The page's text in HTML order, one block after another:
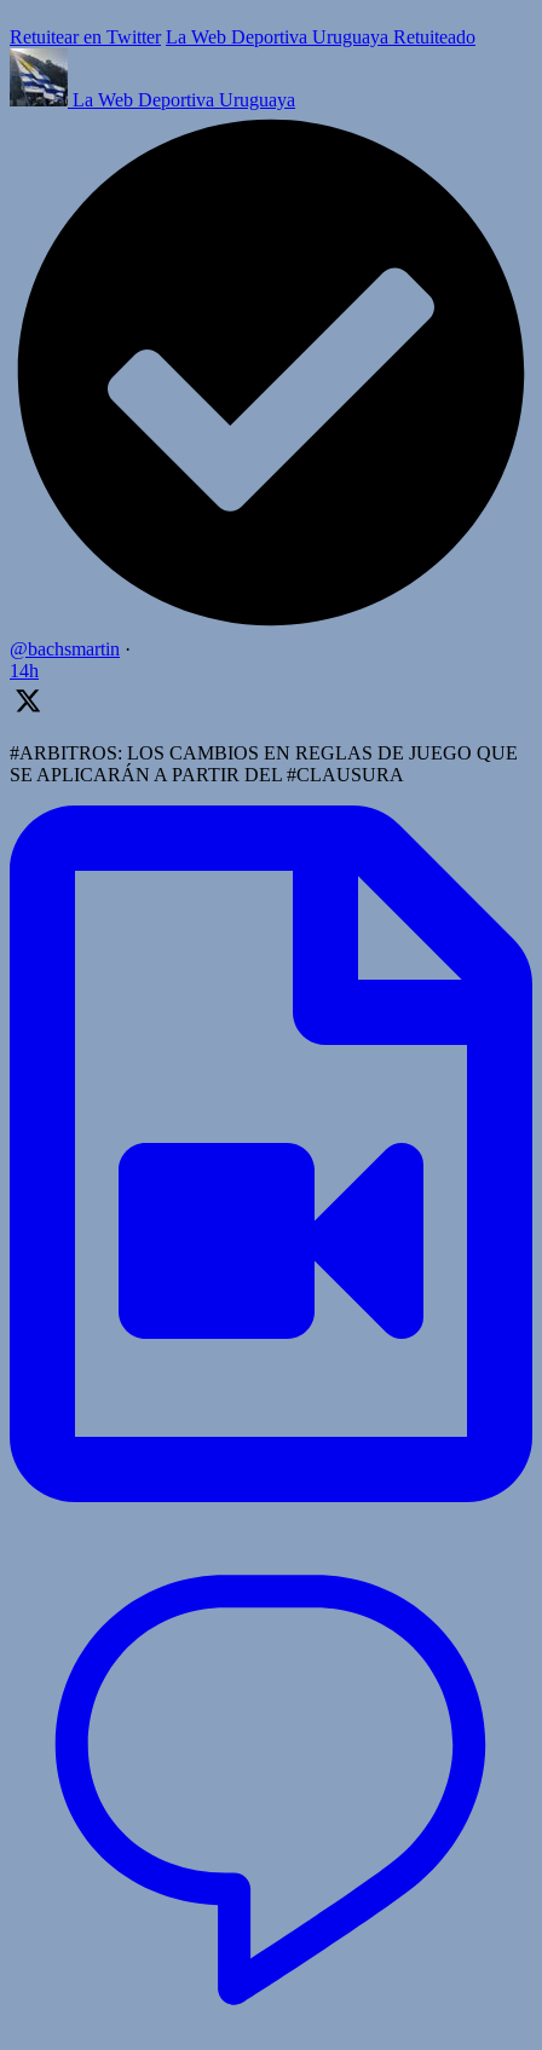
Retuitear en Twitter La Web Deportiva Uruguaya Retuiteado
La Web Deportiva Uruguaya
@bachsmartin ·
14h
#ARBITROS: LOS CAMBIOS EN REGLAS DE JUEGO QUE
SE APLICARÁN A PARTIR DEL #CLAUSURA